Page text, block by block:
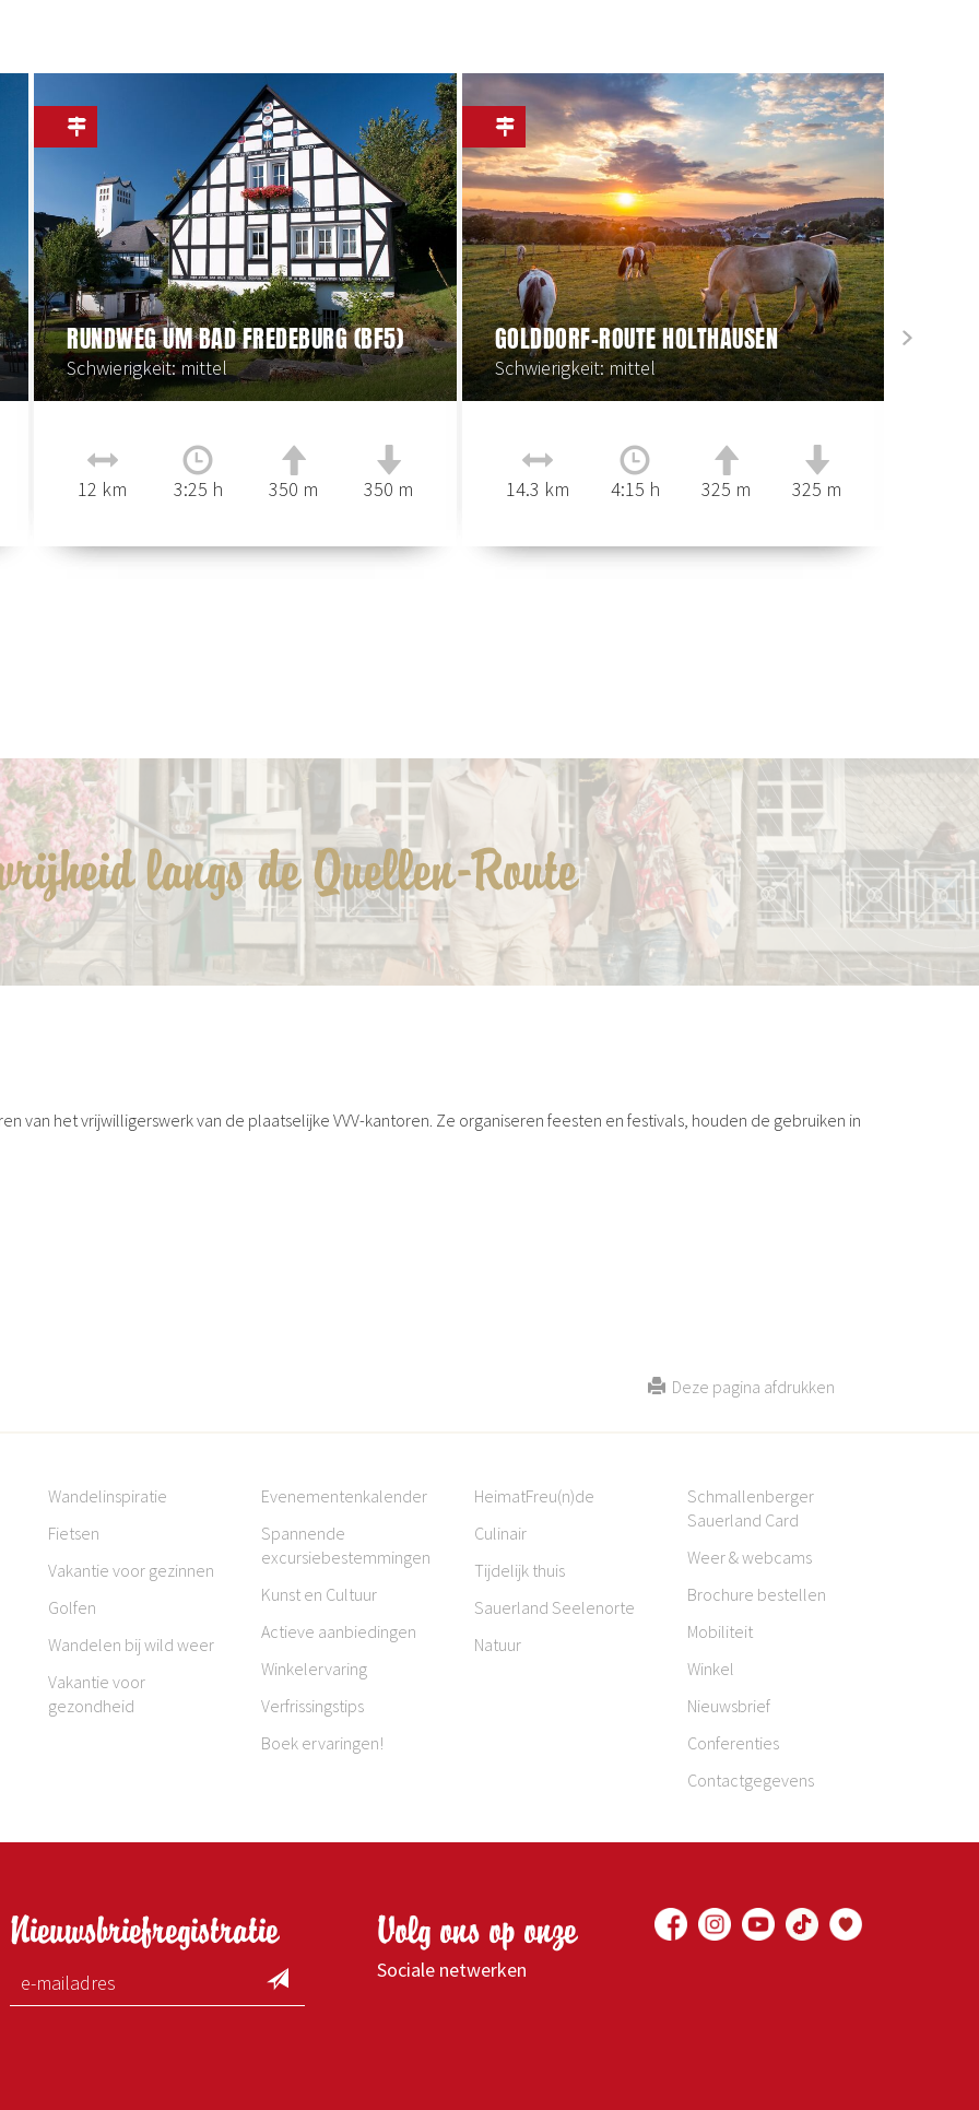
RUNDWEG UM BAD FREDEBURG (BF5)
Schwierigkeit: mittel
12 km 3:25 h 350 m 350 m
GOLDDORF-ROUTE HOLTHAUSEN
Schwierigkeit: mittel
14.3 km 4:15 h 325 m 325 m
langs de Quellen-Route
van het vrijwilligerswerk van de plaatselijke VVV-kantoren. Ze organiseren feesten en festivals, houden de gebruiken in
Deze pagina afdrukken
Wandelinspiratie
Fietsen
Vakantie voor gezinnen
Golfen
Wandelen bij wild weer
Vakantie voor
gezondheid
Evenementenkalender
Spannende
excursiebestemmingen
Kunst en Cultuur
Actieve aanbiedingen
Winkelervaring
Verfrissingstips
Boek ervaringen!
HeimatFreu(n)de
Culinair
Tijdelijk thuis
Sauerland Seelenorte
Natuur
Schmallenberger
Sauerland Card
Weer & webcams
Brochure bestellen
Mobiliteit
Winkel
Nieuwsbrief
Conferenties
Contactgegevens
Nieuwsbriefregistratie Volg ons op onze
Sociale netwerken